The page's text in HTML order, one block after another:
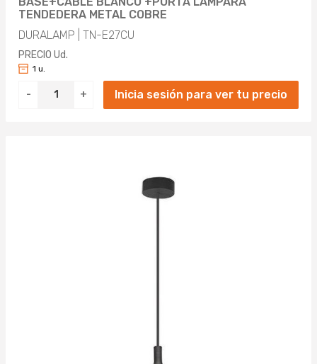
TENDEDERA METAL COBRE
DURALAMP | TN-E27CU
PRECIO Ud.
- +
1 u.
Inicia sesión para ver tu precio